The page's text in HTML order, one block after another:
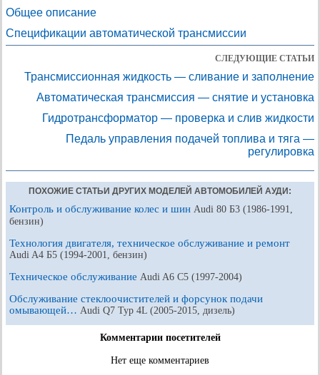
Общее описание
Спецификации автоматической трансмиссии
СЛЕДУЮЩИЕ СТАТЬИ
Трансмиссионная жидкость — сливание и заполнение
Автоматическая трансмиссия — снятие и установка
Гидротрансформатор — проверка и слив жидкости
Педаль управления подачей топлива и тяга —
регулировка
ПОХОЖИЕ СТАТЬИ ДРУГИХ МОДЕЛЕЙ АВТОМОБИЛЕЙ АУДИ:
Контроль и обслуживание колес и шин Audi 80 Б3 (1986-1991,
бензин)
Технология двигателя, техническое обслуживание и ремонт
Audi A4 Б5 (1994-2001, бензин)
Техническое обслуживание Audi A6 С5 (1997-2004)
Обслуживание стеклоочистителей и форсунок подачи
омывающей… Audi Q7 Typ 4L (2005-2015, дизель)
Комментарии посетителей
Нет еще комментариев